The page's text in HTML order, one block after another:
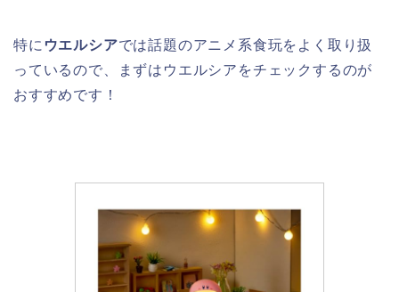
特に ウエルシアでは話題のアニメ系食玩をよく取り扱
っているので、まずはウエルシアをチェックするのが
おすすめです！